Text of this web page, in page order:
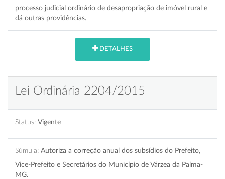
processo judicial ordinário de desapropriação de imóvel rural e
dá outras providências.
DETALHES
Lei Ordinária 2204/2015
Status: Vigente
Súmula: Autoriza a correção anual dos subsídios do Prefeito,
Vice-Prefeito e Secretários do Município de Várzea da Palma-
MG.